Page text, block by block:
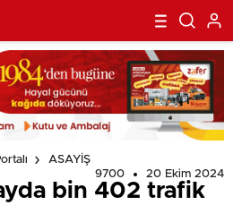
ASAYİŞ
9700
20 Ekim 2024
bin 402 trafik